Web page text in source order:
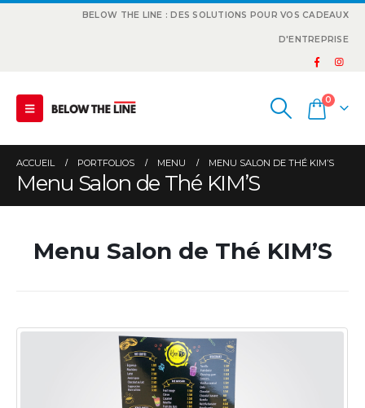
BELOW THE LINE : DES SOLUTIONS POUR VOS CADEAUX
D'ENTREPRISE
0
ACCUEIL PORTFOLIOS MENU MENU SALON DE THÉ KIM’S
Menu Salon de Thé KIM’S
Menu Salon de Thé KIM’S